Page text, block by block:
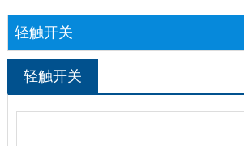
轻触开关
轻触开关